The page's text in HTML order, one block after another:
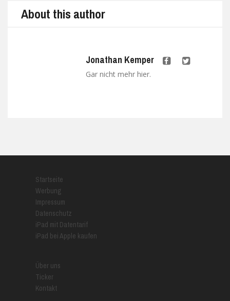
About this author
Jonathan Kemper
Gar nicht mehr hier.
Startseite
Werbung
Impressum
Datenschutz
iPad mit Datentarif
iPad bei Apple kaufen
Über uns
Ticker
Kontakt